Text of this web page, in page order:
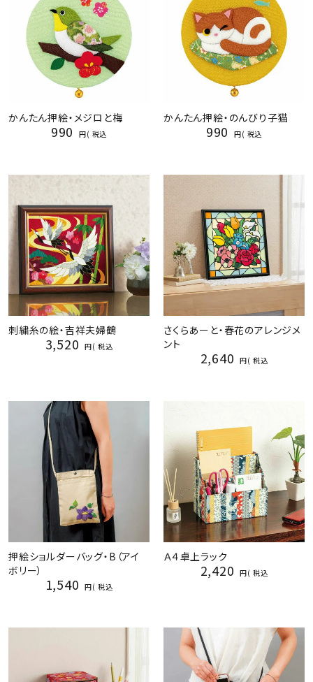
かんたん押絵・メジロと梅
990 税込
かんたん押絵・のんびり子猫
990 税込
刺繍糸の絵・吉祥夫婦鶴
3,520 税込
さくらあーと・春花のアレンジメ
ント
2,640 税込
押絵ショルダーバッグ・B（アイ
ボリー）
1,540 税込
Ａ４卓上ラック
2,420 税込